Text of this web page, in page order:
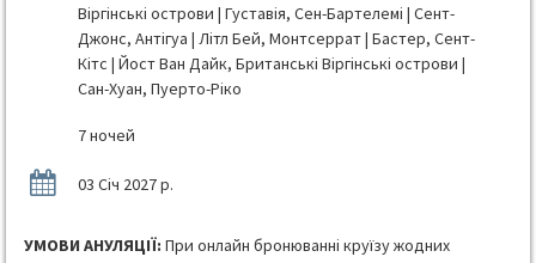
Віргінські острови | Густавія, Сен-Бартелемі | Сент-
Джонс, Антігуа | Літл Бей, Монтсеррат | Бастер, Сент-
Кітс | Йост Ван Дайк, Британські Віргінські острови |
Сан-Хуан, Пуерто-Ріко
7 ночей
03 Січ 2027 р.
УМОВИ АНУЛЯЦІЇ: При онлайн бронюванні круїзу жодних